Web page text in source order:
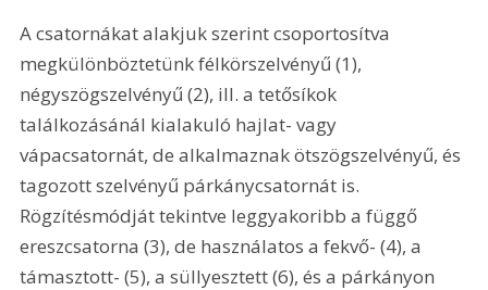
A csatornákat alakjuk szerint csoportosítva
megkülönböztetünk félkörszelvényű (1),
négyszögszelvényű (2), ill. a tetősíkok
találkozásánál kialakuló hajlat- vagy
vápacsatornát, de alkalmaznak ötszögszelvényű, és
tagozott szelvényű párkánycsatornát is.
Rögzítésmódját tekintve leggyakoribb a függő
ereszcsatorna (3), de használatos a fekvő- (4), a
támasztott- (5), a süllyesztett (6), és a párkányon